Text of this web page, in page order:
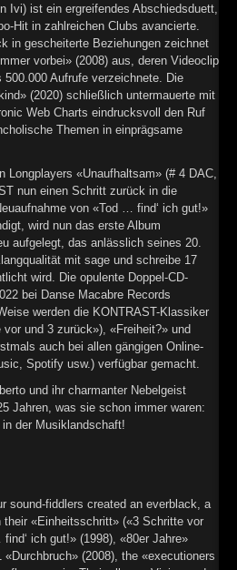
Ivi) ist ein ergreifendes Abschiedsduett,
Hit in zahlreichen Clubs avancierte.
in gescheiterte Beziehungen zeichnet
vorbei» (2008) aus, deren Videoclip
500.000 Aufrufe verzeichnete. Die
(2020) schließlich untermauerte mit
Web Charts eindrucksvoll den Ruf
Themen in einprägsame
Longplayers «Unaufhaltsam» (# 4 DAC,
nun einen Schritt zurück in die
von «Tod … find‘ ich gut!»
wird nun das erste Album
aufgelegt, das anlässlich seines 20.
mit sage und schreibe 17
wird. Die opulente Doppel-CD-
bei Danse Macabre Records
werden die KONTRAST-Klassiker
und 3 zurück»), «Freiheit?» und
auch bei allen gängigen Online-
Spotify usw.) verfügbar gemacht.
und ihr charmanter Nebelgeist
Jahren, was sie schon immer waren:
der Musiklandschaft!
sound-fiddlers created an everblack, a
«Einheitsschritt» («3 Schritte vor
ich gut!» (1998), «80er Jahre»
(2008), the «executioners